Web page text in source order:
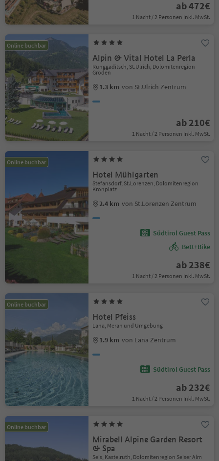
ab 472€
1 Nacht / 2 Personen Inkl. MwSt.
Online buchbar
Alpin & Vital Hotel La Perla
Runggaditsch, St.Ulrich, Dolomitenregion
Gröden
1.3 km von St.Ulrich Zentrum
ab 210€
1 Nacht / 2 Personen Inkl. MwSt.
Online buchbar
Hotel Mühlgarten
Stefansdorf, St.Lorenzen, Dolomitenregion
Kronplatz
2.4 km von St.Lorenzen Zentrum
Südtirol Guest Pass
Bett+Bike
ab 238€
1 Nacht / 2 Personen Inkl. MwSt.
Online buchbar
Hotel Pfeiss
Lana, Meran und Umgebung
1.9 km von Lana Zentrum
Südtirol Guest Pass
ab 232€
1 Nacht / 2 Personen Inkl. MwSt.
Online buchbar
Mirabell Alpine Garden Resort
& Spa
Seis, Kastelruth, Dolomitenregion Seiser Alm